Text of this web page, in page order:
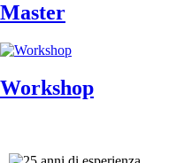
Master
Workshop